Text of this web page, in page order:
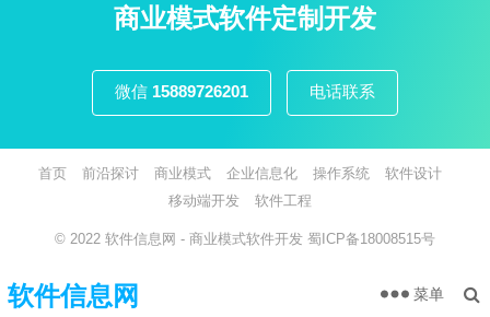
商业模式软件定制开发
微信 15889726201 电话联系
首页 前沿探讨 商业模式 企业信息化 操作系统
软件设计
移动端开发
软件工程
© 2022 软件信息网 - 商业模式软件开发 蜀ICP备18008515号
软件信息网 菜单